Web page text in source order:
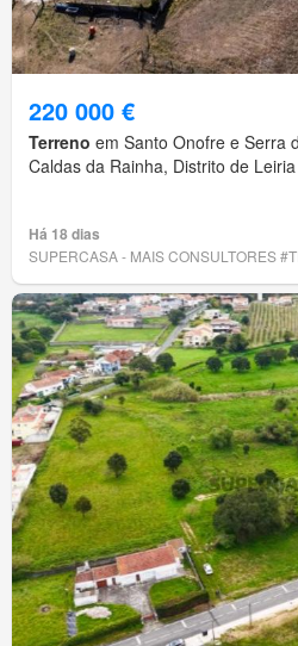
220 000 €
Terreno em Santo Onofre e Serra
Caldas da Rainha, Distrito de Leiria
Há 18 dias
SUPERCASA - MAIS CONSULTORES